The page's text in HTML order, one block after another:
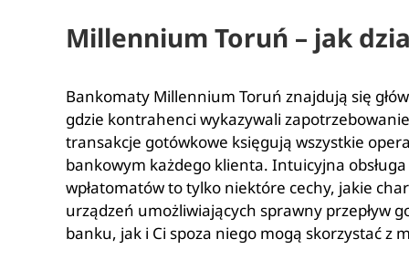
Millennium Toruń – jak
Bankomaty Millennium Toruń znajdują się
gdzie kontrahenci wykazywali
transakcje gotówkowe księgują wszystkie
bankowym każdego klienta. Intuicyjna
wpłatomatów to tylko niektóre cechy, jakie
urządzeń umożliwiających sprawny przepływ
banku, jak i Ci spoza niego mogą skorzystać z